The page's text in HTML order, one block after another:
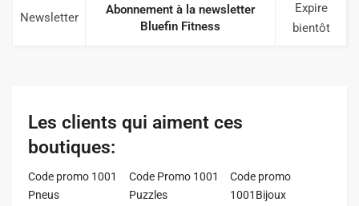
Newsletter
Abonnement à la newsletter
Bluefin Fitness
Expire
bientôt
Les clients qui aiment ces
boutiques:
Code promo 1001
Pneus
Code Promo 1001
Puzzles
Code promo
1001Bijoux